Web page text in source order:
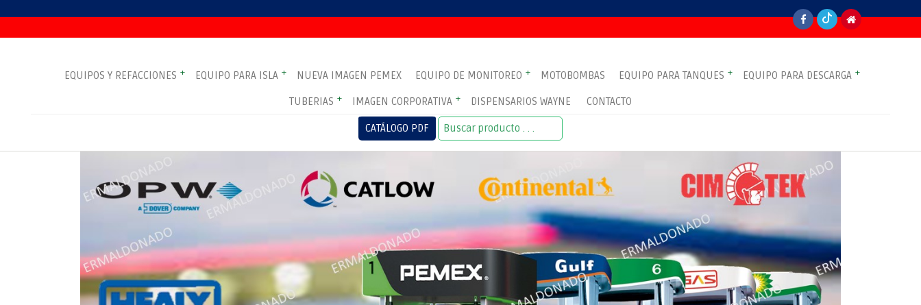
EQUIPOS Y REFACCIONES + EQUIPO PARA ISLA + NUEVA IMAGEN PEMEX EQUIPO DE MONITOREO + MOTOBOMBAS EQUIPO PARA TANQUES + EQUIPO PARA DESCARGA +
TUBERIAS + IMAGEN CORPORATIVA + DISPENSARIOS WAYNE CONTACTO
CATÁLOGO PDF